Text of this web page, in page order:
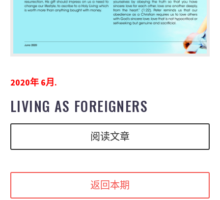
2020年 6月.
LIVING AS FOREIGNERS
阅读文章
返回本期